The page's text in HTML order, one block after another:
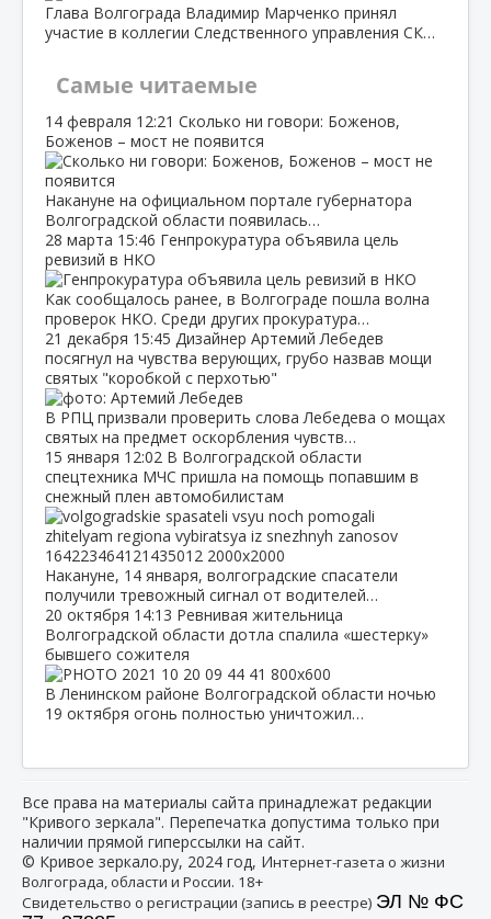
Глава Волгограда Владимир Марченко принял
участие в коллегии Следственного управления СК…
Самые читаемые
14 февраля 12:21 Сколько ни говори: Боженов,
Боженов – мост не появится
Накануне на официальном портале губернатора
Волгоградской области появилась…
28 марта 15:46 Генпрокуратура объявила цель
ревизий в НКО
Как сообщалось ранее, в Волгограде пошла волна
проверок НКО. Среди других прокуратура…
21 декабря 15:45 Дизайнер Артемий Лебедев
посягнул на чувства верующих, грубо назвав мощи
святых "коробкой с перхотью"
В РПЦ призвали проверить слова Лебедева о мощах
святых на предмет оскорбления чувств…
15 января 12:02 В Волгоградской области
спецтехника МЧС пришла на помощь попавшим в
снежный плен автомобилистам
Накануне, 14 января, волгоградские спасатели
получили тревожный сигнал от водителей…
20 октября 14:13 Ревнивая жительница
Волгоградской области дотла спалила «шестерку»
бывшего сожителя
В Ленинском районе Волгоградской области ночью
19 октября огонь полностью уничтожил…
Все права на материалы сайта принадлежат редакции
"Кривого зеркала". Перепечатка допустима только при
наличии прямой гиперссылки на сайт.
© Кривое зеркало.ру, 2024 год, Интернет-газета о жизни
Волгограда, области и России. 18+
Свидетельство о регистрации (запись в реестре) ЭЛ № ФС